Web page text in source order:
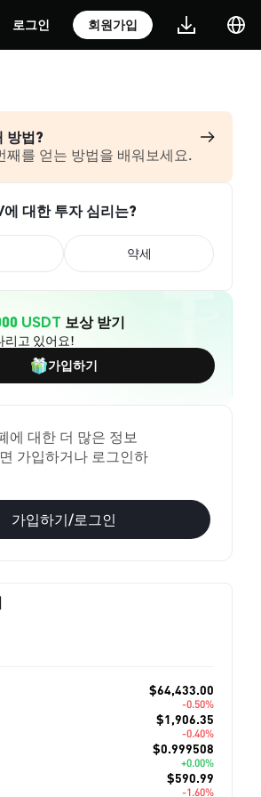
로그인 회원가입
방법?
째를 얻는 방법을 배워보세요.
에 대한 투자 심리는?
약세
USDT 보상 받기
리고 있어요!
가입하기
에 대한 더 많은 정보
가입하거나 로그인하
가입하기/로그인
$64,433.00
-0.50%
$1,906.35
-0.40%
$0.999508
+0.00%
$590.99
-1.60%